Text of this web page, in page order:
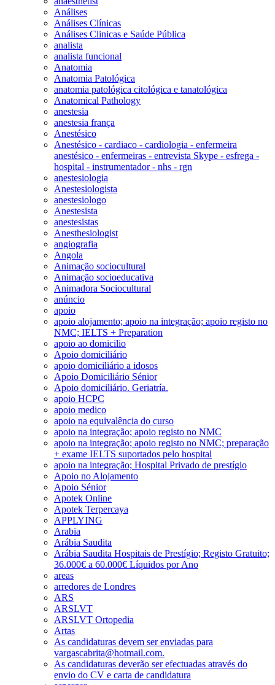
Análises
Análises Clínicas
Análises Clinicas e Saúde Pública
analista
analista funcional
Anatomia
Anatomia Patológica
anatomia patológica citológica e tanatológica
Anatomical Pathology
anestesia
anestesia frança
Anestésico
Anestésico - cardiaco - cardiologia - enfermeira
anestésico - enfermeiras - entrevista Skype - esfrega -
hospital - instrumentador - nhs - rgn
anestesiologia
Anestesiologista
anestesiologo
Anestesista
anestesistas
Anesthesiologist
angiografia
Angola
Animação sociocultural
Animação socioeducativa
Animadora Sociocultural
anúncio
apoio
apoio alojamento; apoio na integração; apoio registo no
NMC; IELTS + Preparation
apoio ao domicilio
Apoio domiciliário
apoio domiciliário a idosos
Apoio Domiciliário Sénior
Apoio domiciliário. Geriatría.
apoio HCPC
apoio medico
apoio na equivalência do curso
apoio na integração; apoio registo no NMC
apoio na integração; apoio registo no NMC; preparação
+ exame IELTS suportados pelo hospital
apoio na integração; Hospital Privado de prestígio
Apoio no Alojamento
Apoio Sénior
Apotek Online
Apotek Terpercaya
APPLYING
Arabia
Arábia Saudita
Arábia Saudita Hospitais de Prestígio; Registo Gratuito;
36.000€ a 60.000€ Líquidos por Ano
areas
arredores de Londres
ARS
ARSLVT
ARSLVT Ortopedia
Artas
As candidaturas devem ser enviadas para
vargascabrita@hotmail.com.
As candidaturas deverão ser efectuadas através do
envio do CV e carta de candidatura